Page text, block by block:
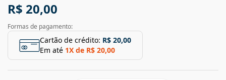
R$ 20,00
Formas de pagamento:
Cartão de crédito: R$ 20,00
Em até 1X de R$ 20,00